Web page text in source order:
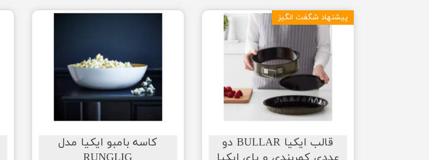
قالب ایکیا BULLAR دو
پیشنهاد شگفت انگیز
کاسه بامبو ایکیا مدل